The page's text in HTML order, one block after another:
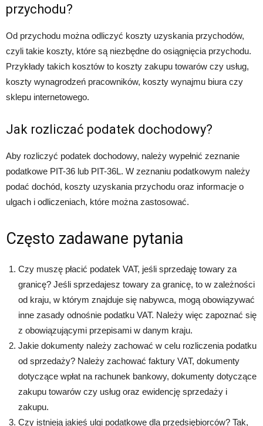
przychodu?
Od przychodu można odliczyć koszty uzyskania przychodów,
czyli takie koszty, które są niezbędne do osiągnięcia przychodu.
Przykłady takich kosztów to koszty zakupu towarów czy usług,
koszty wynagrodzeń pracowników, koszty wynajmu biura czy
sklepu internetowego.
Jak rozliczać podatek dochodowy?
Aby rozliczyć podatek dochodowy, należy wypełnić zeznanie
podatkowe PIT-36 lub PIT-36L. W zeznaniu podatkowym należy
podać dochód, koszty uzyskania przychodu oraz informacje o
ulgach i odliczeniach, które można zastosować.
Często zadawane pytania
Czy muszę płacić podatek VAT, jeśli sprzedaję towary za
granicę? Jeśli sprzedajesz towary za granicę, to w zależności
od kraju, w którym znajduje się nabywca, mogą obowiązywać
inne zasady odnośnie podatku VAT. Należy więc zapoznać się
z obowiązującymi przepisami w danym kraju.
Jakie dokumenty należy zachować w celu rozliczenia podatku
od sprzedaży? Należy zachować faktury VAT, dokumenty
dotyczące wpłat na rachunek bankowy, dokumenty dotyczące
zakupu towarów czy usług oraz ewidencję sprzedaży i
zakupu.
Czy istnieją jakieś ulgi podatkowe dla przedsiębiorców? Tak,